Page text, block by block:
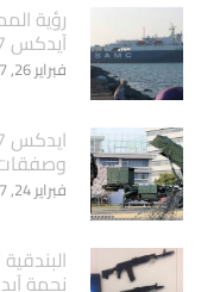
آيدكس 2017 نموذجاَ
فبراير 26, 2017
وصفقات تجاوزت
فبراير 24, 2017
نجمة